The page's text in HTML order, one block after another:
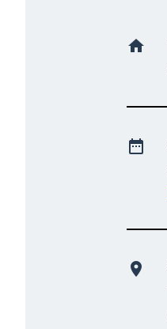
home
date_range
location_on